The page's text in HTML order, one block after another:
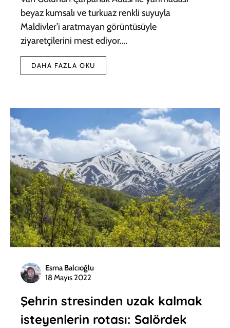
beyaz kumsalı ve turkuaz renkli suyuyla
Maldivler’i aratmayan görüntüsüyle
ziyaretçilerini mest ediyor.…
DAHA FAZLA OKU
Esma Balcıoğlu
18 Mayıs 2022
Şehrin stresinden uzak kalmak
isteyenlerin rotası: Salördek